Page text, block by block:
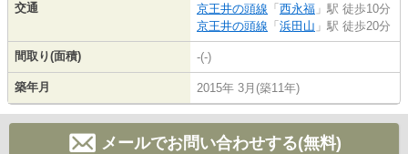
交通
京王井の頭線 「 西永福 」駅 徒歩10分
京王井の頭線 「 浜田山 」駅 徒歩20分
間取り(面積) -(-)
築年月 2015年 3月(築11年)
メールでお問い合わせする(無料)